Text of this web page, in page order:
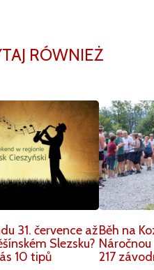
RÓWNIEŻ
31. července až
Slezsku?
10 tipů
Běh na
217